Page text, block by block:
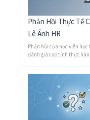
Phản Hồi Thực Tế
Lê Ánh HR
Phản hồi của học viên học
đánh giá cao tính thực